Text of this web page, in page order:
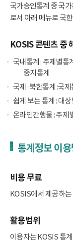
국가승인통계 중 국
로서 아래 메뉴로 국
KOSIS 콘텐츠 중
국내통계 : 주제별통
중지통계
국제·북한통계 :국
쉽게 보는 통계 : 대
온라인간행물 : 주제
통계정보 이
비용 무료
KOSIS에서 제공하
활용범위
이용자는 KOSIS 통